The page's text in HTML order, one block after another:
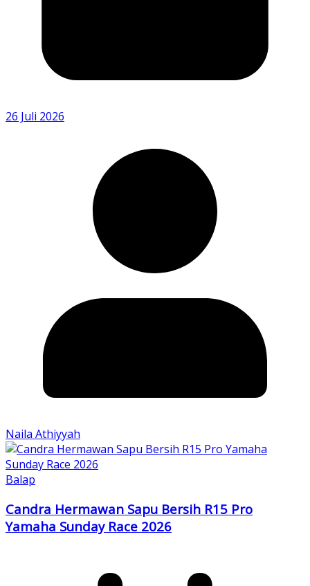
26 Juli 2026
Naila Athiyyah
Balap
Candra Hermawan Sapu Bersih R15 Pro
Yamaha Sunday Race 2026